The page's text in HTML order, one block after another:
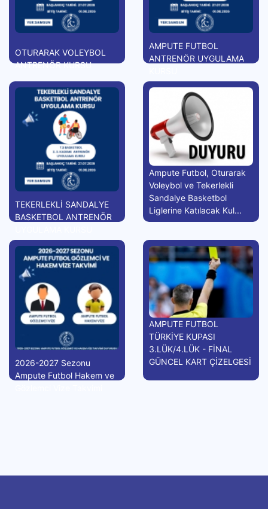
OTURARAK VOLEYBOL
ANTRENÖR KURSU
AMPUTE FUTBOL
ANTRENÖR UYGULAMA
TEKERLEKLİ SANDALYE
BASKETBOL ANTRENÖR
Ampute Futbol, Oturarak
Voleybol ve Tekerlekli
Sandalye Basketbol
Liglerine Katılacak Kul...
2026-2027 Sezonu
Ampute Futbol Hakem ve
AMPUTE FUTBOL
TÜRKİYE KUPASI
3.LÜK/4.LÜK - FİNAL
GÜNCEL KART ÇİZELGESİ